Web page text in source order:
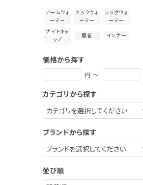
アームウォ
ーマー
ネックウォ
ーマー
レッグウォ
ーマー
ナイトキャ
ップ
腹巻 インナー
価格から探す
円 ～
カテゴリから探す
ブランドから探す
並び順